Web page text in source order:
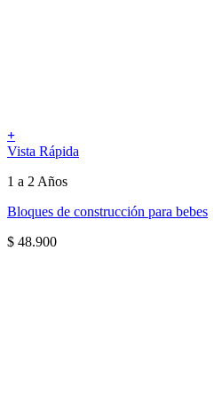
+
Vista Rápida
1 a 2 Años
Bloques de construcción para bebes
$ 48.900